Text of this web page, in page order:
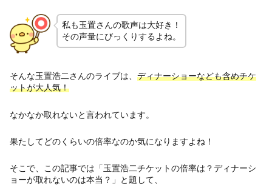
私も玉置さんの歌声は大好き！
その声量にびっくりするよね。
そんな玉置浩二さんのライブは、 ディナーショーなども含めチケ
ットが大人気！
なかなか取れないと言われています。
果たしてどのくらいの倍率なのか気になりますよね！
そこで、この記事では「玉置浩二チケットの倍率は？ディナーシ
ョーが取れないのは本当？」と題して、